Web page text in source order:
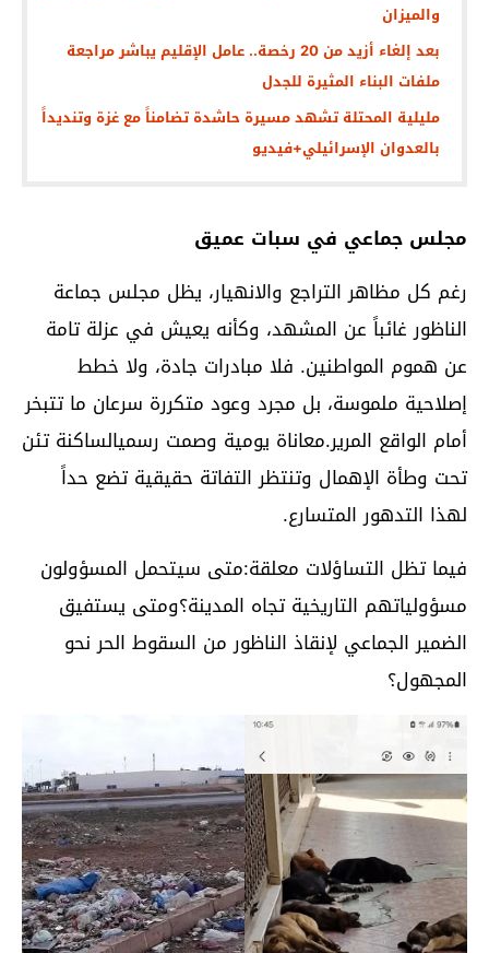
والميزان
بعد إلغاء أزيد من 20 رخصة.. عامل الإقليم يباشر مراجعة
ملفات البناء المثيرة للجدل
مليلية المحتلة تشهد مسيرة حاشدة تضامناً مع غزة وتنديداً
بالعدوان الإسرائيلي+فيديو
مجلس جماعي في سبات عميق
رغم كل مظاهر التراجع والانهيار، يظل مجلس جماعة
الناظور غائباً عن المشهد، وكأنه يعيش في عزلة تامة
عن هموم المواطنين. فلا مبادرات جادة، ولا خطط
إصلاحية ملموسة، بل مجرد وعود متكررة سرعان ما تتبخر
أمام الواقع المرير.معاناة يومية وصمت رسميالساكنة تئن
تحت وطأة الإهمال وتنتظر التفاتة حقيقية تضع حداً
لهذا التدهور المتسارع.
فيما تظل التساؤلات معلقة:متى سيتحمل المسؤولون
مسؤولياتهم التاريخية تجاه المدينة؟ومتى يستفيق
الضمير الجماعي لإنقاذ الناظور من السقوط الحر نحو
المجهول؟